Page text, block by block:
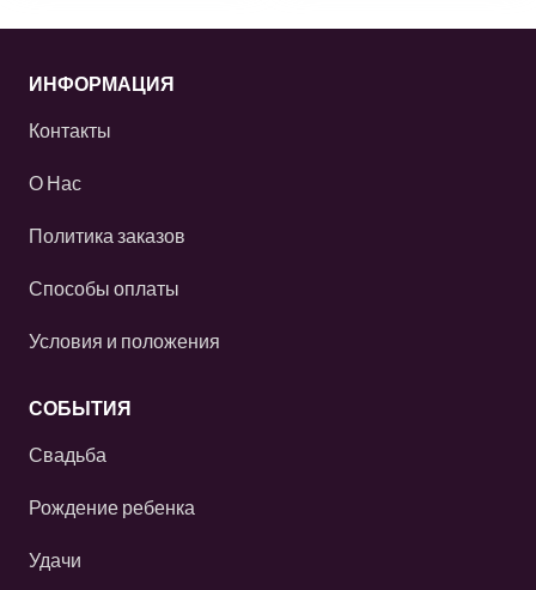
ИНФОРМАЦИЯ
Контакты
О Нас
Политика заказов
Способы оплаты
Условия и положения
СОБЫТИЯ
Свадьба
Рождение ребенка
Удачи